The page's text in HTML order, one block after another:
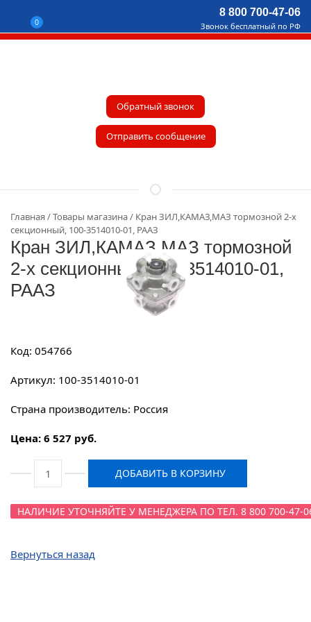
0
8 800 700-47-06
Звонок бесплатный по РФ
Обратный звонок
Отправить сообщение
Главная Товары магазина
Кран ЗИЛ,КАМАЗ,МАЗ тормозной 2-х
секционный, 100-3514010-01, РААЗ
Кран ЗИЛ,КАМАЗ,МАЗ тормозной
2-х секционный, 100-3514010-01,
РААЗ
Код: 054766
Артикул: 100-3514010-01
Страна производитель: Россия
Цена: 6 527 руб.
ДОБАВИТЬ В КОРЗИНУ
НАЛИЧИЕ УТОЧНЯЙТЕ У МЕНЕДЖЕРА ПО ТЕЛ. 8 800 700-47-
Вернуться назад